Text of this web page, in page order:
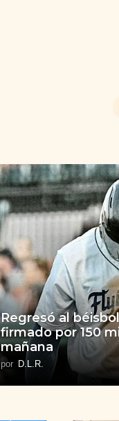
Regresó al
firmado por 150
mañana
por D.L.R.